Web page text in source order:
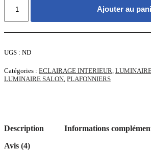
Télécommande
Ajouter au
UGS : ND
Catégories : ECLAIRAGE INTERIEUR,
LUMINAIRE SALON, PLAFONNIERS
Description
Informations
Avis (4)